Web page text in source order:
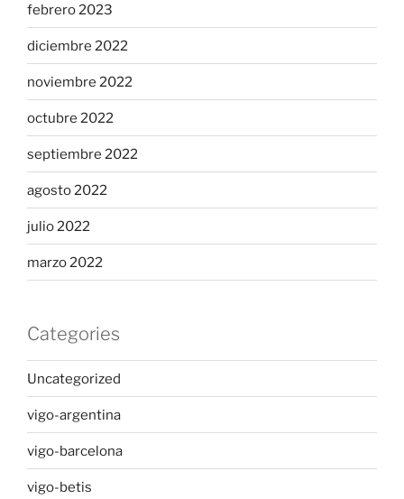
febrero 2023
diciembre 2022
noviembre 2022
octubre 2022
septiembre 2022
agosto 2022
julio 2022
marzo 2022
Categories
Uncategorized
vigo-argentina
vigo-barcelona
vigo-betis